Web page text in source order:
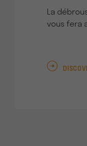
La
vous fera